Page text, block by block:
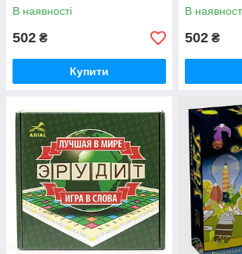
В наявності
502 ₴
Купити
В
502 ₴